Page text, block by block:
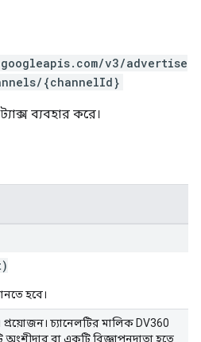
v3/advertise
{channelId}
ব্যবহার করে।
হবে।
প্রয়োজন। চ্যানেলটির মালিক DV360
অংশীদার বা একটি বিজ্ঞাপনদাতা হতে